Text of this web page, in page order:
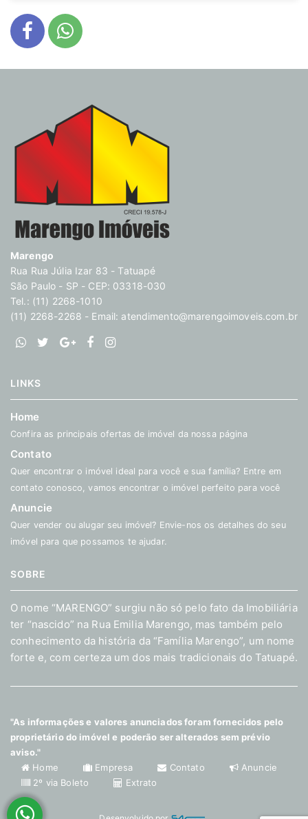
Marengo
Rua Rua Júlia Izar 83 - Tatuapé
São Paulo - SP - CEP: 03318-030
Tel.: (11) 2268-1010
(11) 2268-2268 - Email: atendimento@marengoimoveis.com.br
LINKS
Home
Confira as principais ofertas de imóvel da nossa página
Contato
Quer encontrar o imóvel ideal para você e sua família? Entre em
contato conosco, vamos encontrar o imóvel perfeito para você
Anuncie
Quer vender ou alugar seu imóvel? Envie-nos os detalhes do seu
imóvel para que possamos te ajudar.
SOBRE
O nome “MARENGO” surgiu não só pelo fato da Imobiliária
ter “nascido” na Rua Emilia Marengo, mas também pelo
conhecimento da história da “Família Marengo”, um nome
forte e, com certeza um dos mais tradicionais do Tatuapé.
"As informações e valores anunciados foram fornecidos pelo
proprietário do imóvel e poderão ser alterados sem prévio
aviso."
Home
Empresa Contato
Anuncie
2º via Boleto
Extrato